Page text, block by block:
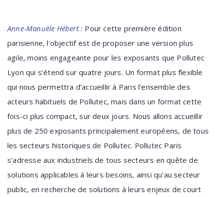
Anne-Manuèle Hébert : Pour cette première édition
parisienne, l'objectif est de proposer une version plus
agile, moins engageante pour les exposants que Pollutec
Lyon qui s’étend sur quatre jours. Un format plus flexible
qui nous permettra d’accueillir à Paris l'ensemble des
acteurs habituels de Pollutec, mais dans un format cette
fois-ci plus compact, sur deux jours. Nous allons accueillir
plus de 250 exposants principalement européens, de tous
les secteurs historiques de Pollutec. Pollutec Paris
s’adresse aux industriels de tous secteurs en quête de
solutions applicables à leurs besoins, ainsi qu’au secteur
public, en recherche de solutions à leurs enjeux de court